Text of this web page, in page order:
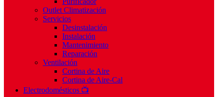
Outlet Climatización
Servicios
Desinstalación
Instalación
Mantenimiento
Reparación
Ventilación
Cortina de Aire
Cortina de Aire-Cal
Electrodomésticos 📺